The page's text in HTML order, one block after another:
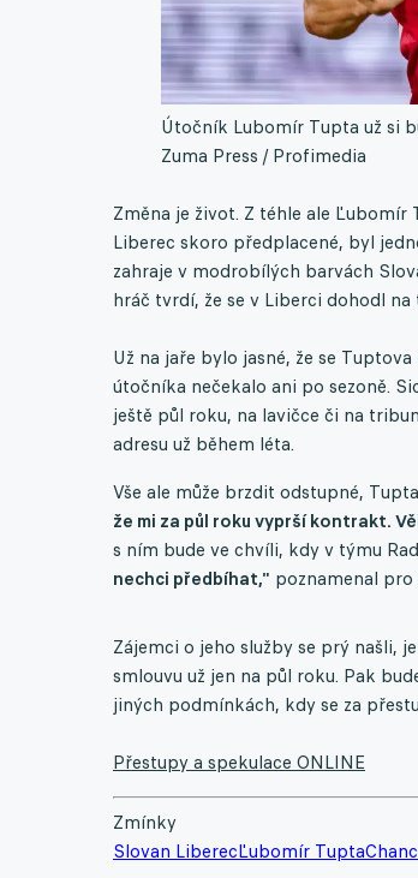
Útočník Lubomír Tupta už si
Zuma Press / Profimedia
Změna je život. Z téhle ale
Liberec skoro předplacené, byl
zahraje v modrobílých barvách
hráč tvrdí, že se v Liberci dohodl
Už na jaře bylo jasné, že se
útočníka nečekalo ani po sezoně.
ještě půl roku, na lavičce či na
adresu už během léta.
Vše ale může brzdit odstupné,
že mi za půl roku vyprší kontrakt.
s ním bude ve chvíli, kdy v týmu
nechci předbíhat," poznamenal pro
Zájemci o jeho služby se prý našli,
smlouvu už jen na půl roku. Pak
jiných podmínkách, kdy se za
Přestupy a spekulace ONLINE
Zmínky
Slovan LiberecĽubomír Tupta